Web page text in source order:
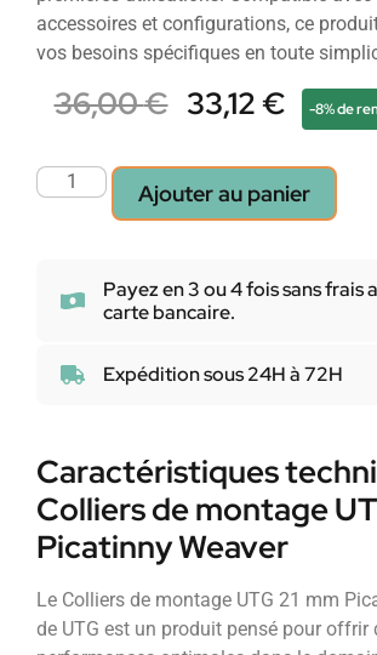
accessoires et configurations, ce
vos besoins spécifiques en toute
36,00€ 33,12€ -8% de
Ajouter au panier
Payez en 3 ou 4 fois sans frais
carte bancaire.
Expédition sous 24H à 72H
Caractéristiques
Colliers de montage
Picatinny Weaver
Le Colliers de montage UTG 21 mm
de UTG est un produit pensé pour offrir